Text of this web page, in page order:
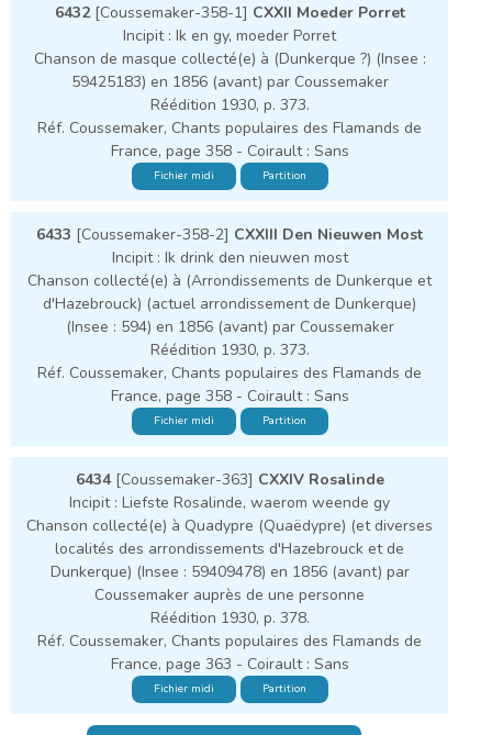
6432[Coussemaker-358-1] CXXII Moeder Porret
Incipit : Ik en gy, moeder Porret
Chanson de masque collecté(e) à (Dunkerque ?) (Insee :
59425183) en 1856 (avant) par Coussemaker
Réédition 1930, p. 373.
Réf. Coussemaker, Chants populaires des Flamands de
France, page 358 - Coirault : Sans
Fichier midi Partition
6433 [Coussemaker-358-2] CXXIII Den Nieuwen Most
Incipit : Ik drink den nieuwen most
Chanson collecté(e) à (Arrondissements de Dunkerque et
d'Hazebrouck) (actuel arrondissement de Dunkerque)
(Insee : 594) en 1856 (avant) par Coussemaker
Réédition 1930, p. 373.
Réf. Coussemaker, Chants populaires des Flamands de
France, page 358 - Coirault : Sans
Fichier midi Partition
6434[Coussemaker-363] CXXIV Rosalinde
Incipit : Liefste Rosalinde, waerom weende gy
Chanson collecté(e) à Quadypre (Quaëdypre) (et diverses
localités des arrondissements d'Hazebrouck et de
Dunkerque) (Insee : 59409478) en 1856 (avant) par
Coussemaker auprès de une personne
Réédition 1930, p. 378.
Réf. Coussemaker, Chants populaires des Flamands de
France, page 363 - Coirault : Sans
Fichier midi Partition